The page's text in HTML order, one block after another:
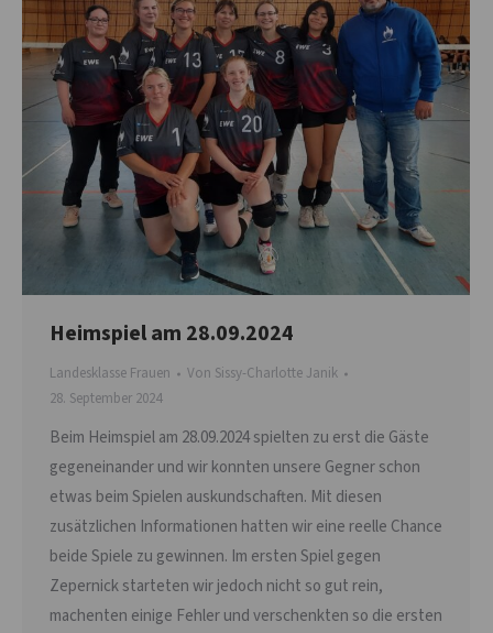
Heimspiel am 28.09.2024
Landesklasse Frauen Von Sissy-Charlotte Janik
28. September 2024
Beim Heimspiel am 28.09.2024 spielten zu erst die Gäste
gegeneinander und wir konnten unsere Gegner schon
etwas beim Spielen auskundschaften. Mit diesen
zusätzlichen Informationen hatten wir eine reelle Chance
beide Spiele zu gewinnen. Im ersten Spiel gegen
Zepernick starteten wir jedoch nicht so gut rein,
machenten einige Fehler und verschenkten so die ersten